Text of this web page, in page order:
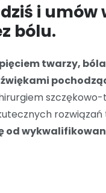
i umów
bólu.
twarzy,
od